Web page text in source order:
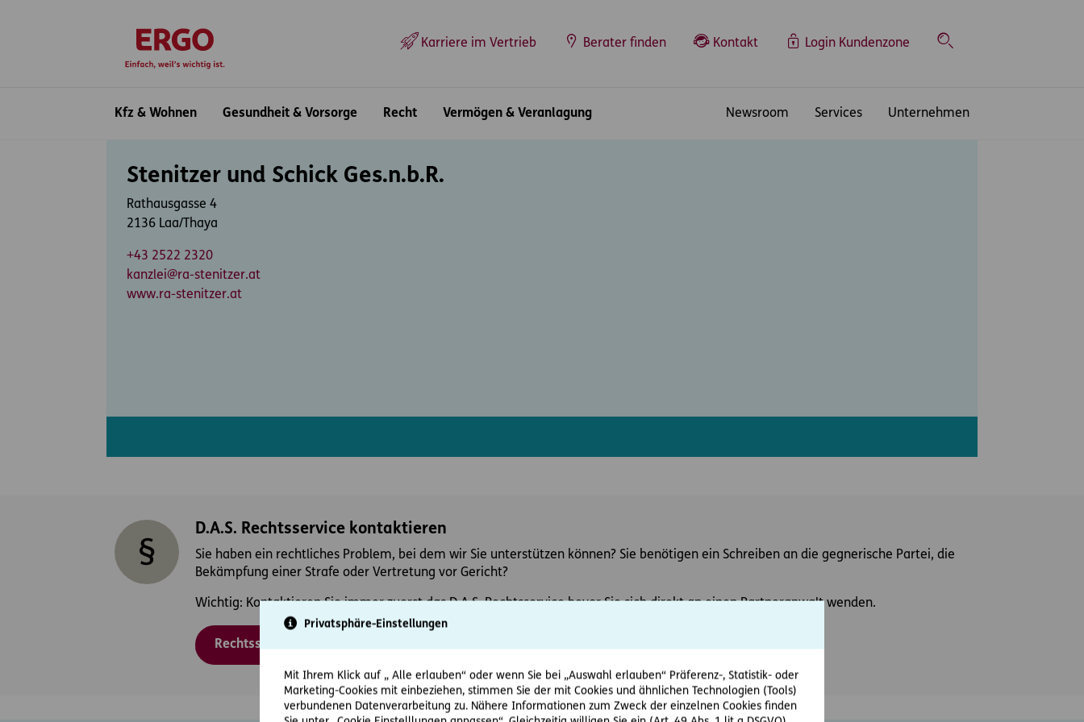
Privatsphäre-Einstellungen
Mit Ihrem Klick auf „ Alle erlauben“ oder wenn Sie bei „Auswahl erlauben“ Präferenz-, Statistik- oder
Marketing-Cookies mit einbeziehen, stimmen Sie der mit Cookies und ähnlichen Technologien (Tools)
verbundenen Datenverarbeitung zu. Nähere Informationen zum Zweck der einzelnen Cookies finden
Karriere im Vertrieb Berater finden Kontakt Login Kundenzone
Suche
Kfz & Wohnen
Gesundheit & Vorsorge Recht Vermögen & Veranlagung Newsroom Services Unternehmen
Stenitzer und Schick Ges.n.b.R.
Rathausgasse 4
2136 Laa/Thaya
+43 2522 2320
kanzlei@ra-stenitzer.at
www.ra-stenitzer.at
D.A.S. Rechtsservice kontaktieren
Sie haben ein rechtliches Problem, bei dem wir Sie unterstützen können? Sie benötigen ein Schreiben an die gegnerische Partei, die
Bekämpfung einer Strafe oder Vertretung vor Gericht?
Wichtig: Kontaktieren Sie immer zuerst das D.A.S. Rechtsservice bevor Sie sich direkt an einen Partneranwalt wenden.
Rechtsschutzfall melden